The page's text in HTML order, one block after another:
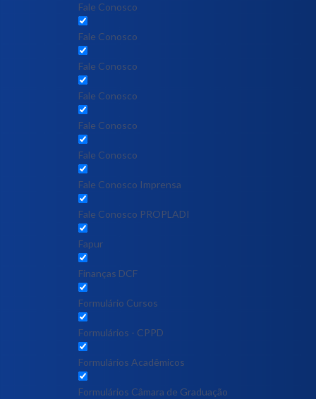
Fale Conosco
Fale Conosco
Fale Conosco
Fale Conosco
Fale Conosco
Fale Conosco
Fale Conosco Imprensa
Fale Conosco PROPLADI
Fapur
Finanças DCF
Formulário Cursos
Formulários - CPPD
Formulários Acadêmicos
Formulários Câmara de Graduação